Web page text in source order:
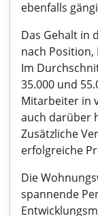
ebenfalls
Das Gehalt in
nach
Im
35.000 und
Mitarbeiter in
auch darüber
Zusätzliche
erfolgreiche
Die
spannende